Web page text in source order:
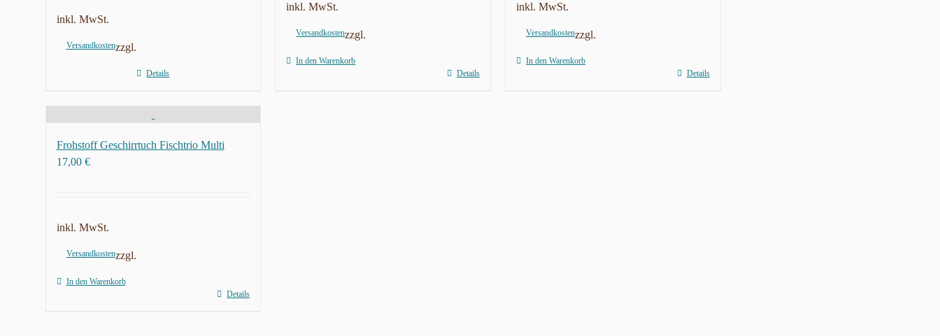
inkl. MwSt.
zzgl.
Versandkosten
Details
inkl. MwSt.
zzgl.
Versandkosten
In den Warenkorb
Details
inkl. MwSt.
zzgl.
Versandkosten
In den Warenkorb
Details
Frohstoff Geschirrtuch Fischtrio Multi
17,00 €
inkl. MwSt.
zzgl.
Versandkosten
In den Warenkorb
Details